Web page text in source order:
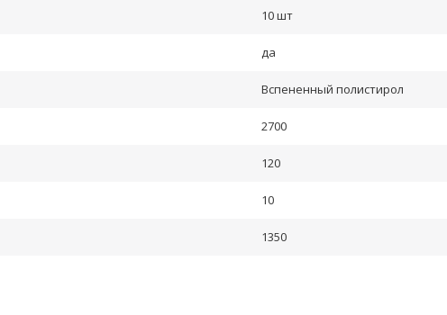
10 шт
да
Вспененный полистирол
2700
120
10
1350